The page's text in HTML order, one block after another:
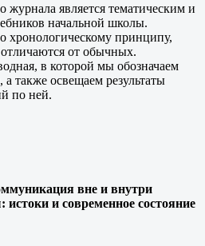
является тематическим и
начальной школы.
хронологическому принципу,
от обычных.
в которой мы обозначаем
также освещаем результаты
по ней.
вне и внутри
истоки и современное состояние